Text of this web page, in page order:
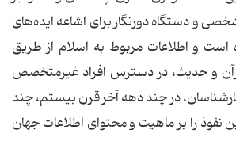
شخصی و دستگاه دورنگار برای اشاعه ایده‌های
و اطلاعات مربوط به اسلام از طریق
و حدیث، در دسترس افراد غیرمتخصص
در چند دهه آخر قرن بیستم، چند
نفوذ را بر ماهیت و محتوای اطلاعات جهان